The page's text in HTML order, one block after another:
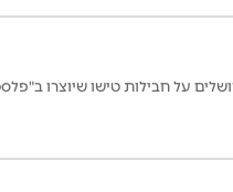
על חבילות טישו שיוצרו